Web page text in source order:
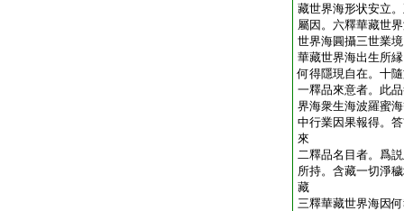
藏世界海形状安立
屬因。六釋華藏世
世界海圓攝三世業
華藏世界海出生所
何得隱現自在。十
一釋品來意者。此
界海衆生海波羅蜜
中行業因果報得。
來
二釋品名目者。爲
所持。含藏一切淨
藏
三釋華藏世界海因